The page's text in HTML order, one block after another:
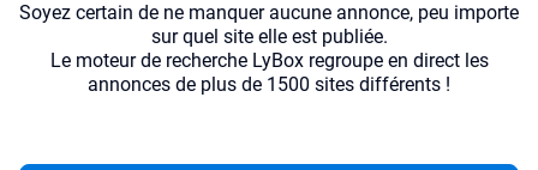
Soyez certain de ne manquer aucune annonce, peu importe
sur quel site elle est publiée.
Le moteur de recherche LyBox regroupe en direct les
annonces de plus de 1500 sites différents !